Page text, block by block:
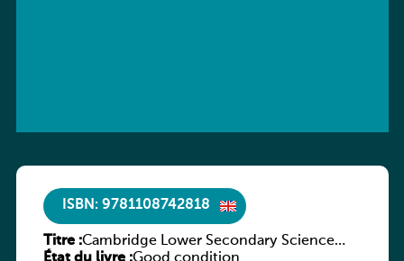
ISBN: 9781108742818
Titre :Cambridge Lower Secondary Science
Workbook with Digital Access Stage 7
État du livre :Good condition